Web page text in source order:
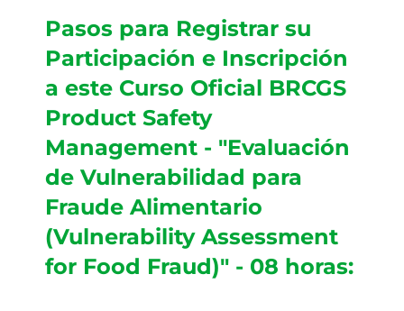
Pasos para Registrar su
Participación e Inscripción
a este Curso Oficial BRCGS
Product Safety
Management - "Evaluación
de Vulnerabilidad para
Fraude Alimentario
(Vulnerability Assessment
for Food Fraud)" - 08 horas: